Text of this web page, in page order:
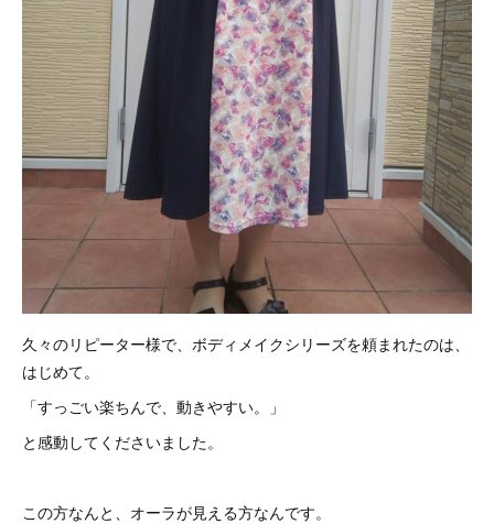
久々のリピーター様で、ボディメイクシリーズを頼まれたのは、
はじめて。
「すっごい楽ちんで、動きやすい。」
と感動してくださいました。
この方なんと、オーラが見える方なんです。